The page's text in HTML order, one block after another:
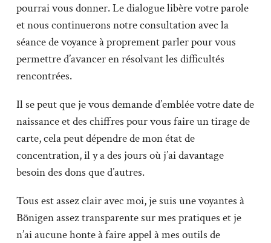
pourrai vous donner. Le dialogue libère votre parole
et nous continuerons notre consultation avec la
séance de voyance à proprement parler pour vous
permettre d’avancer en résolvant les difficultés
rencontrées.
Il se peut que je vous demande d’emblée votre date de
naissance et des chiffres pour vous faire un tirage de
carte, cela peut dépendre de mon état de
concentration, il y a des jours où j’ai davantage
besoin des dons que d’autres.
Tous est assez clair avec moi, je suis une voyantes à
Bönigen assez transparente sur mes pratiques et je
n’ai aucune honte à faire appel à mes outils de